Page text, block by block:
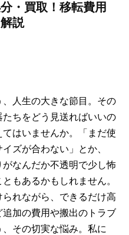
・買取！移転費用
説
人生の大きな節目。その
ちをどう見送ればいいの
はいませんか。「まだ使
ズが合わない」とか、
がなんだか不透明で少し怖
もあるかもしれません。
れながら、できるだけ高
加の費用や搬出のトラブ
その切実な悩み。私に